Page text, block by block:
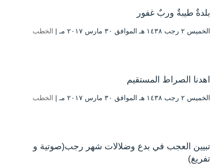
بلدةٌ طيبةٌ وربٌ غفور
الخميس ۲ رجب ۱٤۳۸ هـ الموافق ۳۰ مارس ۲۰۱۷ مـ | الخطب
اهدنا الصراط المستقيم
الخميس ۲ رجب ۱٤۳۸ هـ الموافق ۳۰ مارس ۲۰۱۷ مـ | الخطب
تبيين العجب في بدع وضلالات شهر رجب(صوتية و
تفريغ)